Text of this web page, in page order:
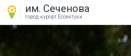
им. Сеченова
город-курорт Ессентуки